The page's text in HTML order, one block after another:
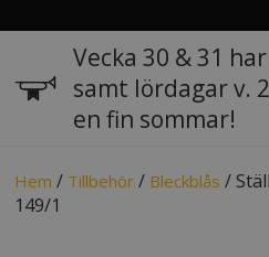
Vecka 30 & 31
samt lördagar v.
en fin sommar!
Hem / Tillbehör / Bleckblås /
149/1